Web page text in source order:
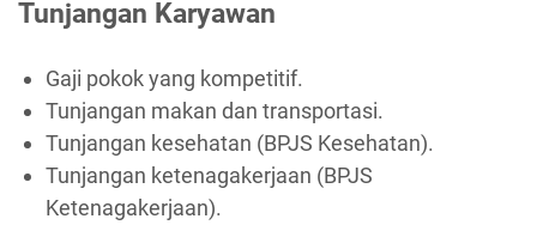
Tunjangan Karyawan
Gaji pokok yang kompetitif.
Tunjangan makan dan transportasi.
Tunjangan kesehatan (BPJS Kesehatan).
Tunjangan ketenagakerjaan (BPJS
Ketenagakerjaan).